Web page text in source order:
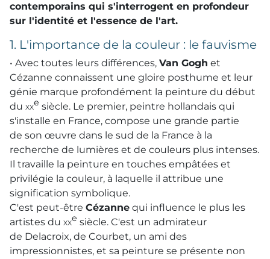
contemporains qui s'interrogent en profondeur
sur l'identité et l'essence de l'art.
1. L'importance de la couleur : le fauvisme
• Avec toutes leurs différences, Van Gogh et
Cézanne connaissent une gloire posthume et leur
génie marque profondément la peinture du début
du xxe siècle. Le premier, peintre hollandais qui
s'installe en France, compose une grande partie
de son œuvre dans le sud de la France à la
recherche de lumières et de couleurs plus intenses.
Il travaille la peinture en touches empâtées et
privilégie la couleur, à laquelle il attribue une
signification symbolique.
C'est peut-être Cézanne qui influence le plus les
artistes du xxe siècle. C'est un admirateur
de Delacroix, de Courbet, un ami des
impressionnistes, et sa peinture se présente non